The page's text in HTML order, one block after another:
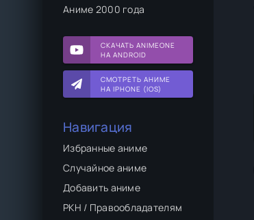
Аниме 2000 года
СКАЧАТЬ ANIMEONE
НА ANDROID
СМОТРЕТЬ АНИМЕ
НА IPHONE (IOS)
Навигация
Избранные аниме
Случайное аниме
Добавить аниме
РКН / Правообладателям